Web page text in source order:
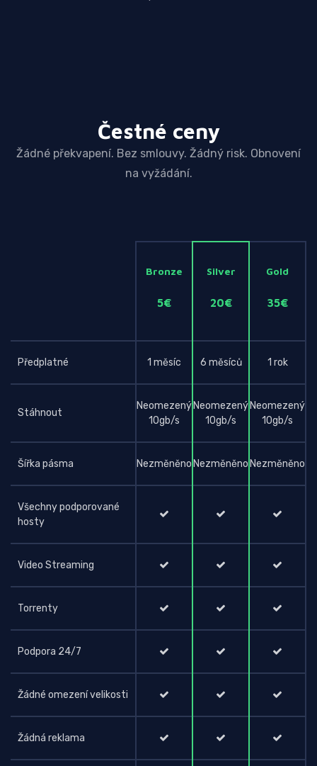
Čestné ceny
Žádné překvapení. Bez smlouvy. Žádný risk. Obnovení
na vyžádání.
Bronze
5€
Silver
20€
Gold
35€
Předplatné 1 měsíc 6 měsíců 1 rok
Stáhnout
Neomezený
10gb/s
Neomezený
10gb/s
Neomezený
10gb/s
Šířka pásma Nezměněno Nezměněno Nezměněno
Všechny podporované
hosty
Video Streaming
Torrenty
Podpora 24/7
Žádné omezení velikosti
Žádná reklama